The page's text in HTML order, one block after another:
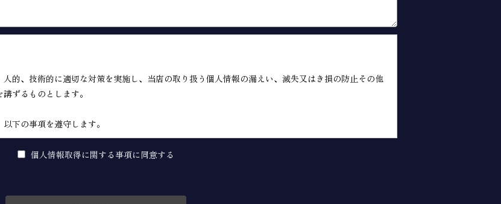
的、技術的に適切な対策を実施し、当店の取り扱う個人情報の漏えい、滅失又はき損の防止その他
ずるものとします。
下の事項を遵守します。
サイト（以下「本サイト」といいます。）の運営に必要な範囲で、本サイトの一般利用者（以下
個人情報取得に関する事項に同意する